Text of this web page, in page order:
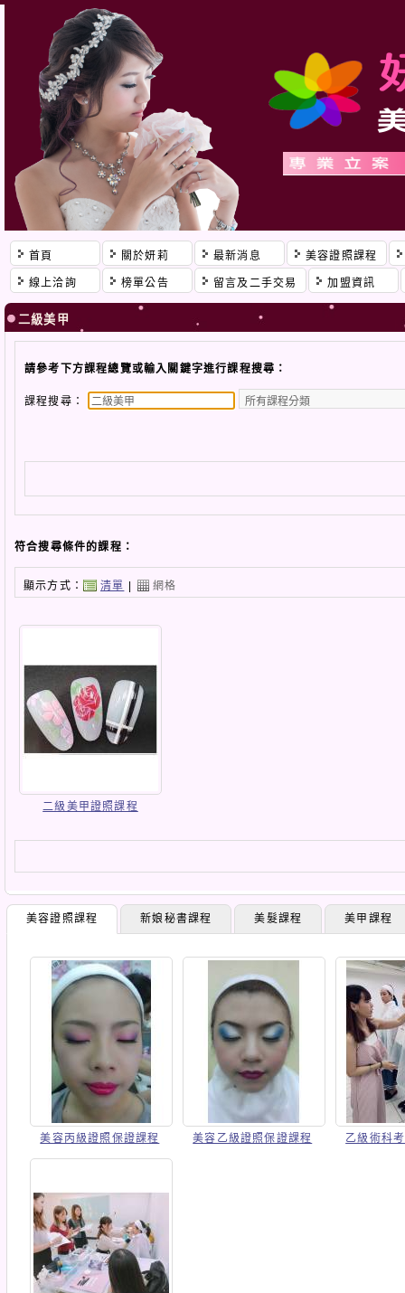
首頁 關於妍莉 最新消息 美容證照課程
線上洽詢 榜單公告 留言及二手交易 加盟資訊
二級美甲
請參考下方課程總覽或輸入關鍵字進行課程搜尋：
課程搜尋：
符合搜尋條件的課程：
顯示方式： 清單 | 網格
二級美甲證照課程
美容證照課程 新娘秘書課程 美髮課程 美甲課程
美容丙級證照保證課程 美容乙級證照保證課程 乙級術科